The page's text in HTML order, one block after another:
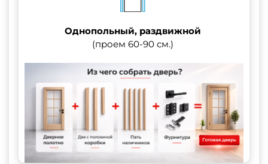
Однопольный, раздвижной
(проем 60-90 см.)